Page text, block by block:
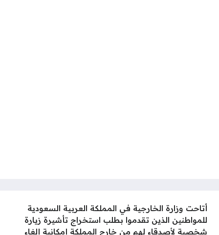
أتاحت وزارة الخارجية في المملكة العربية السعودية
للمواطنين الذين تقدموا بطلب استخراج تأشيرة زيارة
شخصية لأصدقاء لهم من خارج المملكة إمكانية إلغاء